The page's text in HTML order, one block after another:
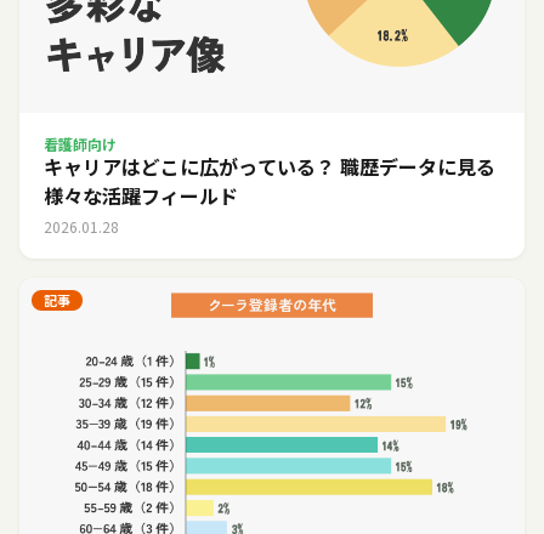
看護師向け
キャリアはどこに広がっている？ 職歴データに見る
様々な活躍フィールド
2026.01.28
記事